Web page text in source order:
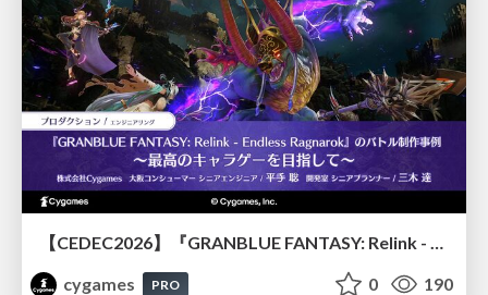
cygames
PRO 0 190